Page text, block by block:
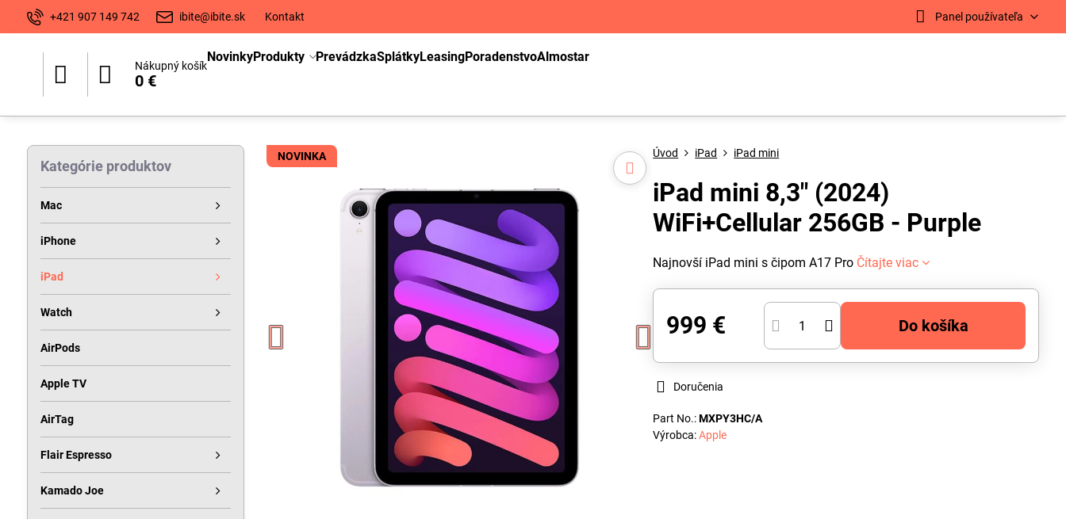
+421 907 149 742 ibite@ibite.sk Kontakt Panel používateľa
Nákupný košík
0 €
NovinkyProdukty PrevádzkaSplátkyLeasingPoradenstvoAlmostar
NOVINKA Úvod iPad iPad mini
iPad mini 8,3" (2024)
WiFi+Cellular 256GB - Purple
Najnovší iPad mini s čipom A17 Pro Čítajte viac
999 € Do košíka
Doručenia
Part No.:MXPY3HC/A
Výrobca:Apple
Kategórie produktov
Mac
iPhone
iPad
Watch
AirPods
Apple TV
AirTag
Flair Espresso
Kamado Joe